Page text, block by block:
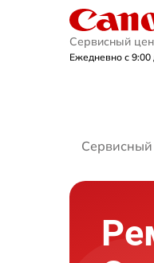
Сервисный
Ежедневно с 9:00
Сервисный